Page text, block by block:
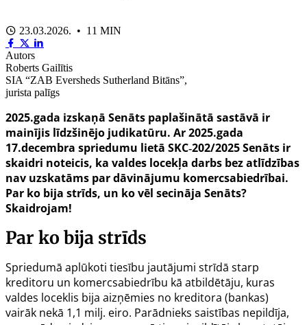
23.03.2026. • 11 MIN
Autors
Roberts Gailītis
SIA “ZAB Eversheds Sutherland Bitāns”,
jurista palīgs
2025.gada izskaņā Senāts paplašinātā sastāvā ir
mainījis līdzšinējo judikatūru. Ar 2025.gada
17.decembra spriedumu lietā SKC‑202/2025 Senāts ir
skaidri noteicis, ka valdes locekļa darbs bez atlīdzības
nav uzskatāms par dāvinājumu komercsabiedrībai.
Par ko bija strīds, un ko vēl secināja Senāts?
Skaidrojam!
Par ko bija strīds
Spriedumā aplūkoti tiesību jautājumi strīdā starp
kreditoru un komercsabiedrību kā atbildētāju, kuras
valdes loceklis bija aizņēmies no kreditora (bankas)
vairāk nekā 1,1 milj. eiro. Parādnieks saistības nepildīja,